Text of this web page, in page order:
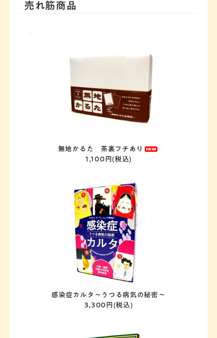
木版画 なつかしの歌かるた
売れ筋商品
無地かるた 茶裏フチあり
1,100円(税込)
感染症カルタ～うつる病気の秘密～
3,300円(税込)